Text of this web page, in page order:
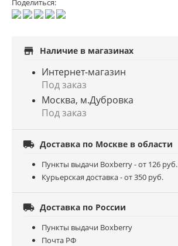
Поделиться:
store Наличие в магазинах
Интернет-магазин
Под заказ
Москва, м.Дубровка
Под заказ
 Доставка по Москве в области
Пункты выдачи Boxberry - от 126 руб.
Курьерская доставка - от 350 руб.
 Доставка по России
Пункты выдачи Boxberry
Почта РФ